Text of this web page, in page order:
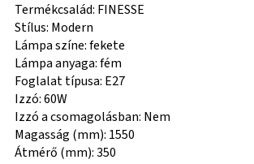
Termékcsalád: FINESSE
Stílus: Modern
Lámpa színe: fekete
Lámpa anyaga: fém
Foglalat típusa: E27
Izzó: 60W
Izzó a csomagolásban: Nem
Magasság (mm): 1550
Átmérő (mm): 350